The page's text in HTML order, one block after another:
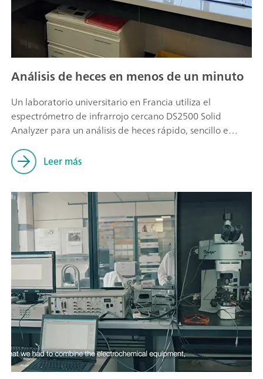
Análisis de heces en menos de un minuto
Un laboratorio universitario en Francia utiliza el
espectrómetro de infrarrojo cercano DS2500 Solid
Analyzer para un análisis de heces rápido, sencillo e
Leer más